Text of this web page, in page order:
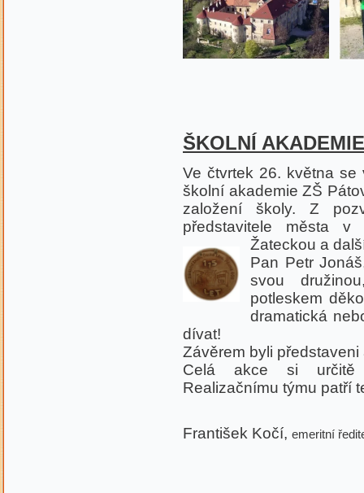
ŠKOLNÍ AKADEMIE
Ve čtvrtek 26. května
školní akademie ZŠ
založení školy. Z
představitele města
Žateckou a
Pan Petr
svou
potleskem
dramatická
dívat!
Závěrem byli
Celá akce si určitě
Realizačnímu týmu patří
František Kočí, emeritní